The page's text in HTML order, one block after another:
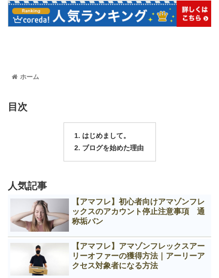
ホーム
目次
はじめまして。
ブログを始めた理由
人気記事
【アマフレ】初心者向けアマゾンフレ
ックスのアカウント停止注意事項 通
称垢バン
【アマフレ】アマゾンフレックスアー
リーオファーの獲得方法｜アーリーア
クセス対象者になる方法